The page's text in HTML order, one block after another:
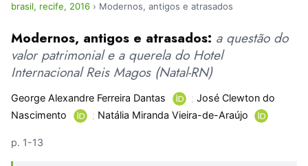
brasil, recife, 2016 › Modernos, antigos e atrasados
Modernos, antigos e atrasados: a questão do
valor patrimonial e a querela do Hotel
Internacional Reis Magos (Natal-RN)
George Alexandre Ferreira Dantas ; José Clewton do
Nascimento
; Natália Miranda Vieira-de-Araújo
p. 1-13